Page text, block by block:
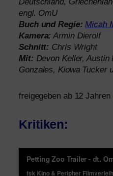
engl. OmU
Buch und Regie: Micah
Kamera: Armin Dierolf
Schnitt: Chris Wright
Mit: Devon Keller, Austin
Gonzales, Kiowa Tucker
frei­ge­ge­ben ab 12 Jahren
Kritiken: